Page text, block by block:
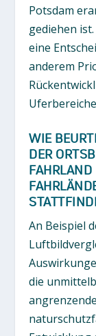
Potsdam
gediehen
eine
anderem
WIE
DER
An Beispiel
die